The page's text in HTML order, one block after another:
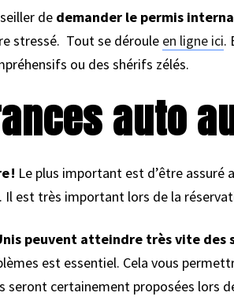
de demander le permis
stressé. Tout se déroule en ligne ici.
ou des shérifs zélés.
auto
! Le plus important est d’être assuré
Il est très important lors de la
peuvent atteindre très vite des
est essentiel. Cela vous
seront certainement proposées lors